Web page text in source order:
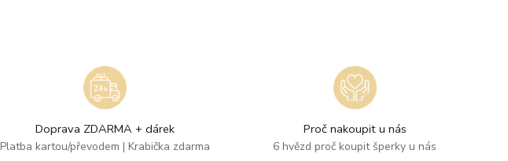
Doprava ZDARMA + dárek
Platba kartou/převodem | Krabička zdarma
Proč nakoupit u nás
6 hvězd proč koupit šperky u nás